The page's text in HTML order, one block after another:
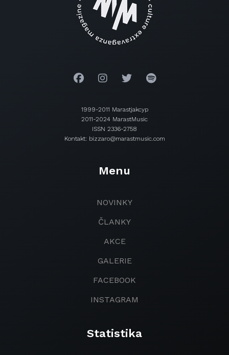
1999-2011 Marastjakcyp
2011-2024 MarastMusic
ISSN 2336-2758
Kontakt: bizzaro@marastmusic.com
Menu
NOVINKY
ČLANKY
AKCE
GALERIE
FACEBOOK
INSTAGRAM
Statistika